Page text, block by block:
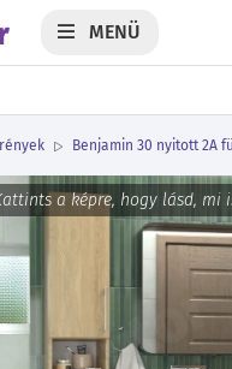
MENÜ
Benjamin 30 nyitott 2A
a képre, hogy lásd, mi